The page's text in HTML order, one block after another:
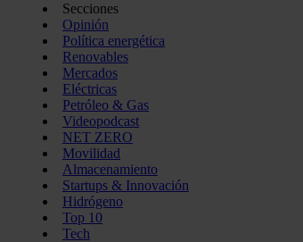
Secciones
Opinión
Política energética
Renovables
Mercados
Eléctricas
Petróleo & Gas
Videopodcast
NET ZERO
Movilidad
Almacenamiento
Startups & Innovación
Hidrógeno
Top 10
Tech